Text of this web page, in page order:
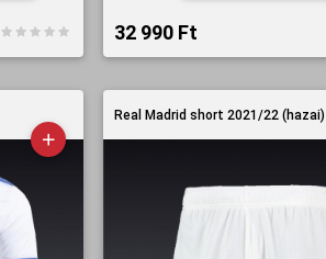
32 990 Ft‎
Real Madrid short 2021/22 (hazai)